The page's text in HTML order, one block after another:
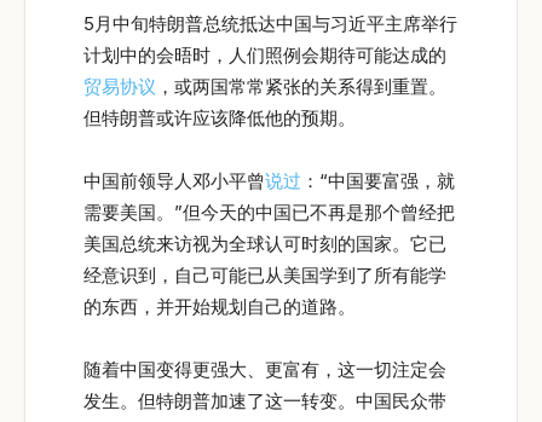
5月中旬特朗普总统抵达中国与习近平主席举行
计划中的会晤时，人们照例会期待可能达成的
贸易协议 ，或两国常常紧张的关系得到重置。
但特朗普或许应该降低他的预期。
中国前领导人邓小平曾说过 ：“中国要富强，就
需要美国。”但今天的中国已不再是那个曾经把
美国总统来访视为全球认可时刻的国家。它已
经意识到，自己可能已从美国学到了所有能学
的东西，并开始规划自己的道路。
随着中国变得更强大、更富有，这一切注定会
发生。但特朗普加速了这一转变。中国民众带